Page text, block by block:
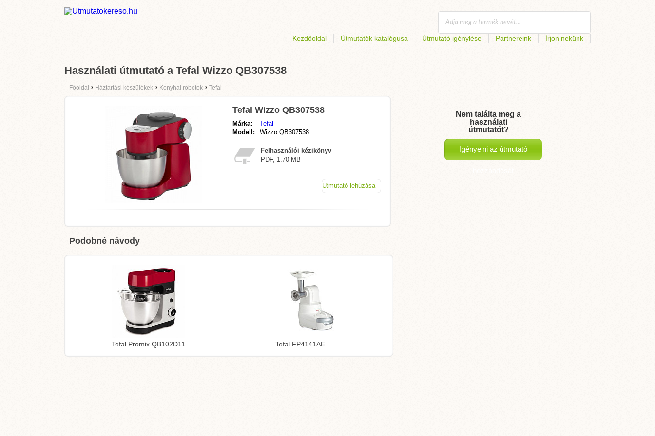
Kezdőoldal Útmutatók katalógusa Útmutató igénylése Partnereink Írjon nekünk
Használati útmutató a Tefal Wizzo QB307538
Főoldal › Háztartási készülékek › Konyhai robotok › Tefal
Tefal Wizzo QB307538
Márka:
Tefal
Modell:
Wizzo QB307538
Felhasználói kézikönyv
PDF, 1.70 MB
Útmutató lehúzása
Podobné návody
Tefal Promix QB102D11 Tefal FP4141AE
Nem találta meg a
használati
útmutatót?
Igényelni az útmutató